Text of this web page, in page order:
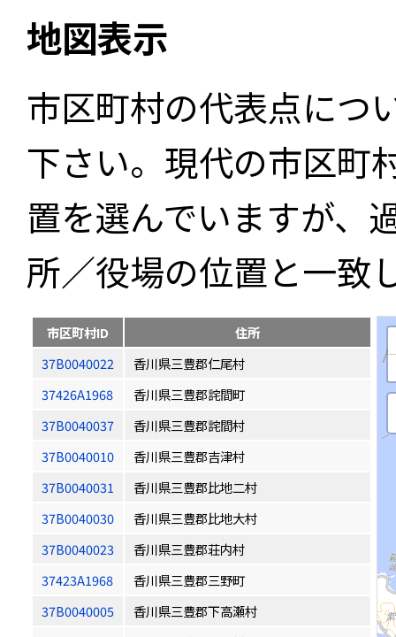
地図表示
市区町村の代表点につ
下さい。現代の市区町
置を選んでいますが、
所／役場の位置と一致
市区町村ID
住所
37B0040022
香川県三豊郡仁尾村
37426A1968
香川県三豊郡詫間町
37B0040037
香川県三豊郡詫間村
37B0040010
香川県三豊郡吉津村
37B0040031
香川県三豊郡比地二村
37B0040030
香川県三豊郡比地大村
37B0040023
香川県三豊郡荘内村
37423A1968
香川県三豊郡三野町
37B0040005
香川県三豊郡下高瀬村